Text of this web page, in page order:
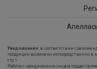
Уведомление: в соответствии с
продукции возможно непосредственно в
стр.1
Работа с юридическим лицам